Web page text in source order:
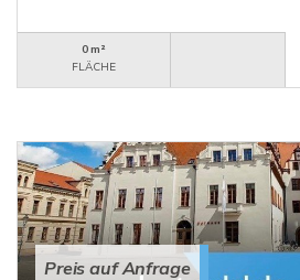
0 m²
FLÄCHE
Preis auf Anfrage